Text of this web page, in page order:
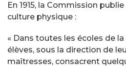
En 1915, la Commission
culture physique :
« Dans toutes les écoles de
élèves, sous la direction de
maîtresses, consacrent